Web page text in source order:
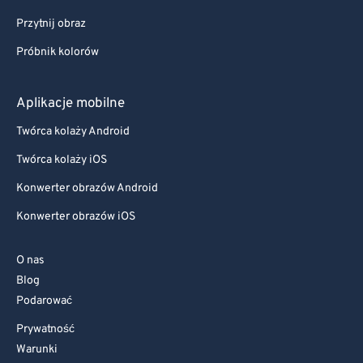
Przytnij obraz
Próbnik kolorów
Aplikacje mobilne
Twórca kolaży Android
Twórca kolaży iOS
Konwerter obrazów Android
Konwerter obrazów iOS
O nas
Blog
Podarować
Prywatność
Warunki